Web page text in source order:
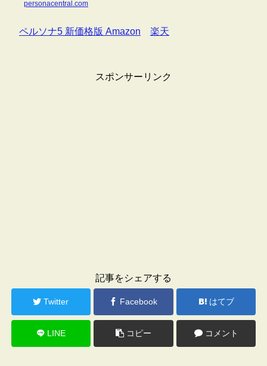
personacentral.com
ペルソナ5 新価格版 Amazon 楽天
スポンサーリンク
記事をシェアする
Twitter Facebook はてブ
LINE コピー コメント